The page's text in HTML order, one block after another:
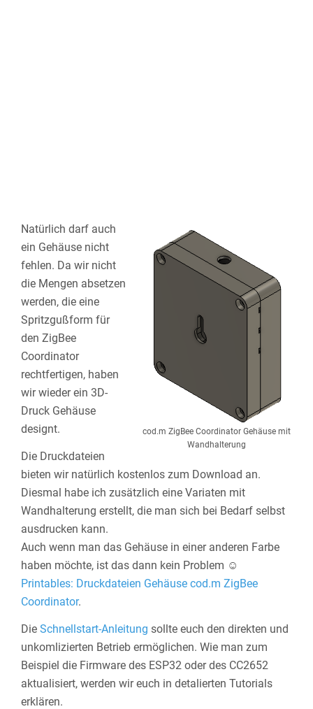
cod.m ZigBee Coordinator Gehäuse mit
Wandhalterung
Natürlich darf auch
ein Gehäuse nicht
fehlen. Da wir nicht
die Mengen absetzen
werden, die eine
Spritzgußform für
den ZigBee
Coordinator
rechtfertigen, haben
wir wieder ein 3D-
Druck Gehäuse
designt.
Die Druckdateien
bieten wir natürlich kostenlos zum Download an.
Diesmal habe ich zusätzlich eine Variaten mit
Wandhalterung erstellt, die man sich bei Bedarf selbst
ausdrucken kann.
Auch wenn man das Gehäuse in einer anderen Farbe
haben möchte, ist das dann kein Problem ☺️
Printables: Druckdateien Gehäuse cod.m ZigBee
Coordinator.
Die Schnellstart-Anleitung sollte euch den direkten und
unkomlizierten Betrieb ermöglichen. Wie man zum
Beispiel die Firmware des ESP32 oder des CC2652
aktualisiert, werden wir euch in detalierten Tutorials
erklären.